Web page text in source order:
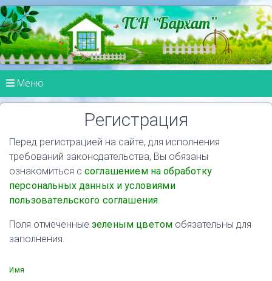
Меню
Регистрация
Перед регистрацией на сайте, для исполнения
требований законодательства, Вы обязаны
ознакомиться с соглашением на обработку
персональных данных и условиями
пользовательского соглашения
Поля отмеченные зеленым цветом обязательны для
заполнения.
Имя